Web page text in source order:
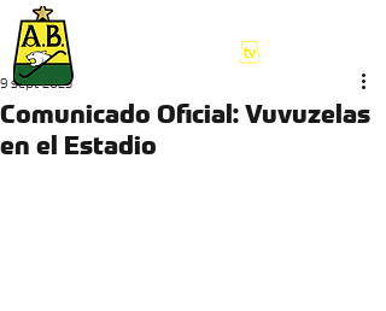
Comunicado Oficial: Vuvuzelas
en el Estadio
9 sept 2025